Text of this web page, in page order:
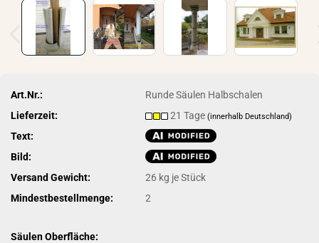
Art.Nr.:
Runde Säulen Halbschalen
Lieferzeit:
21 Tage(innerhalb Deutschland)
Text:
Bild:
Versand Gewicht:
26 kg je Stück
Mindestbestellmenge:
2
Säulen Oberfläche: